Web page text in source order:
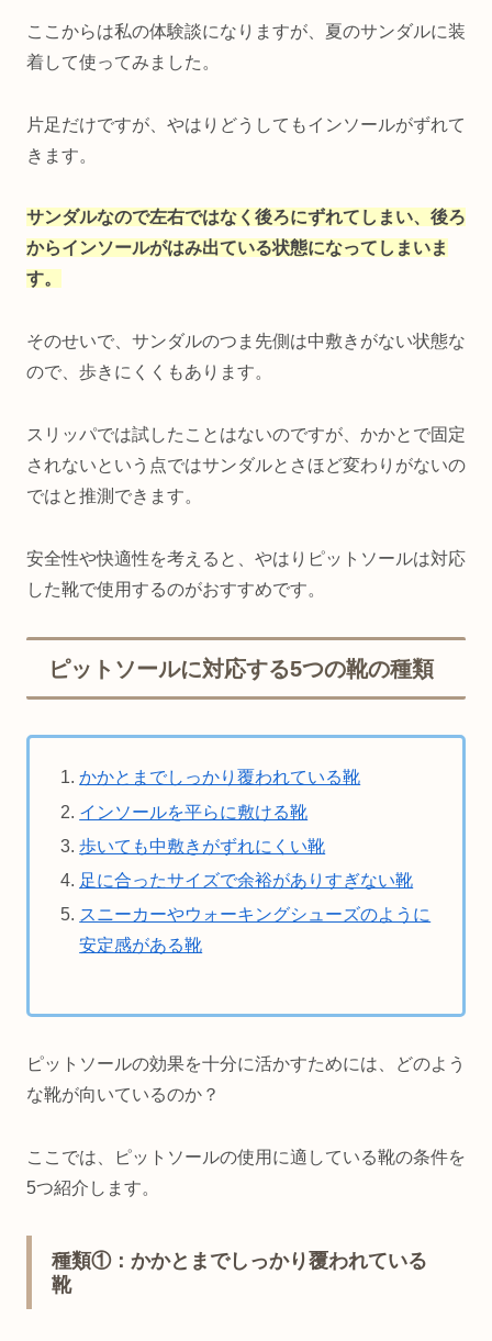
ここからは私の体験談になりますが、夏のサンダルに装
着して使ってみました。
片足だけですが、やはりどうしてもインソールがずれて
きます。
サンダルなので左右ではなく後ろにずれてしまい、後ろ
からインソールがはみ出ている状態になってしまいま
す。
そのせいで、サンダルのつま先側は中敷きがない状態な
ので、歩きにくくもあります。
スリッパでは試したことはないのですが、かかとで固定
されないという点ではサンダルとさほど変わりがないの
ではと推測できます。
安全性や快適性を考えると、やはりピットソールは対応
した靴で使用するのがおすすめです。
ピットソールに対応する5つの靴の種類
かかとまでしっかり覆われている靴
インソールを平らに敷ける靴
歩いても中敷きがずれにくい靴
足に合ったサイズで余裕がありすぎない靴
スニーカーやウォーキングシューズのように
安定感がある靴
ピットソールの効果を十分に活かすためには、どのよう
な靴が向いているのか？
ここでは、ピットソールの使用に適している靴の条件を
5つ紹介します。
種類①：かかとまでしっかり覆われている
靴